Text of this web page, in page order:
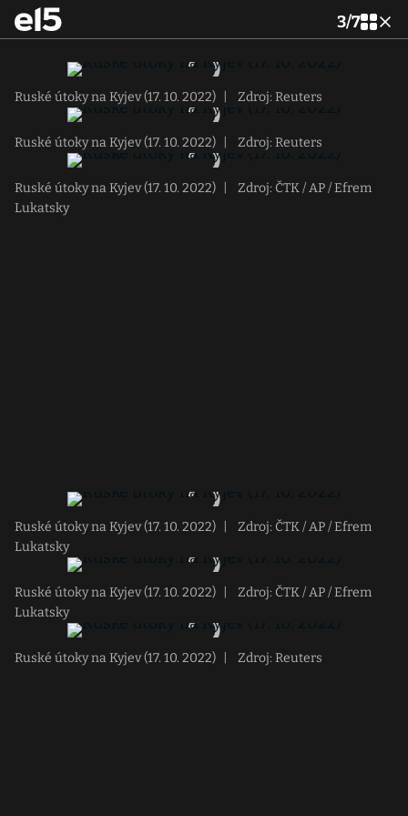
3/7
Ruské útoky na Kyjev (17. 10. 2022) Zdroj: Reuters
Ruské útoky na Kyjev (17. 10. 2022) Zdroj: Reuters
Ruské útoky na Kyjev (17. 10. 2022)
Zdroj: ČTK / AP / Efrem
Lukatsky
Ruské útoky na Kyjev (17. 10. 2022)
Zdroj: ČTK / AP / Efrem
Lukatsky
Ruské útoky na Kyjev (17. 10. 2022)
Zdroj: ČTK / AP / Efrem
Lukatsky
Ruské útoky na Kyjev (17. 10. 2022) Zdroj: Reuters